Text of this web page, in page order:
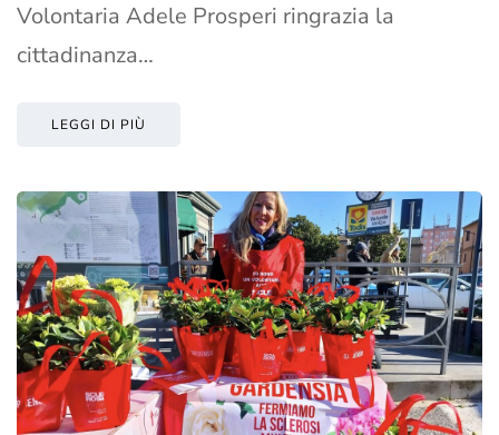
Volontaria Adele Prosperi ringrazia la
cittadinanza…
LEGGI DI PIÙ